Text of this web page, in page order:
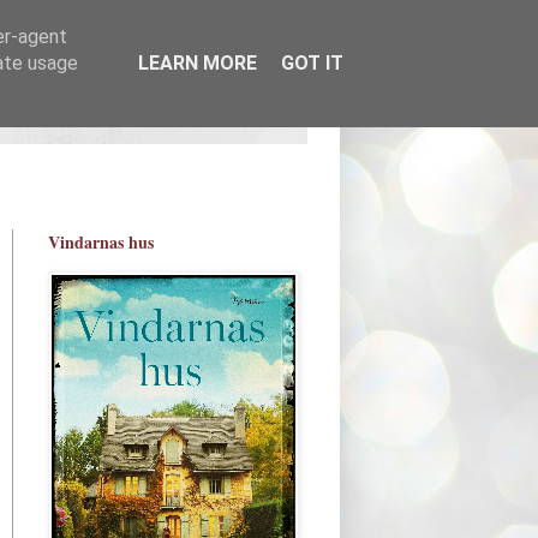
Vindarnas hus
agent
usage
LEARN MORE GOT IT